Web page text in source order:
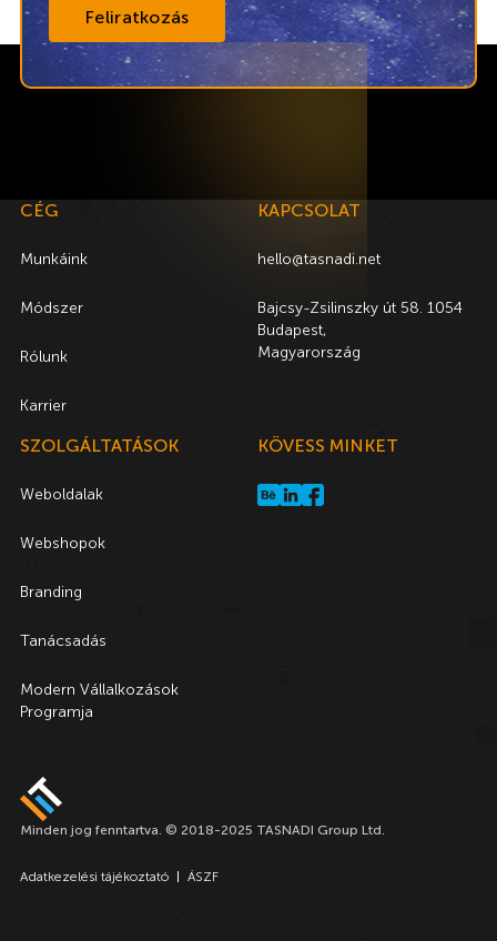
Minden jog fenntartva. © 2018-2025 TASNADI Group Ltd.
Adatkezelési tájékoztató ÁSZF
SZOLGÁLTATÁSOK
Weboldalak
Webshopok
Branding
Tanácsadás
Modern Vállalkozások
Programja
CÉG
Munkáink
Módszer
Rólunk
Karrier
KAPCSOLAT
hello@tasnadi.net
Bajcsy-Zsilinszky út 58. 1054
Budapest,
Magyarország
KÖVESS MINKET